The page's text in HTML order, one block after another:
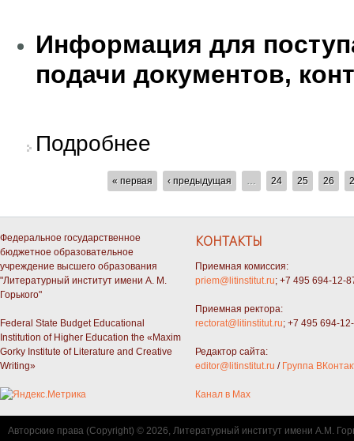
Информация для
подачи документов,
Подробнее
СТРАНИЦЫ« первая ‹ предыдущая 24 25 26
Федеральное государственное
бюджетное образовательное
учреждение высшего образования
"Литературный институт имени А. М.
Горького"
Federal State Budget Educational
Institution of Higher Education the «Maxim
Gorky Institute of Literature and Creative
Writing»
КОНТАКТЫ
Приемная комиссия:
priem@litinstitut.ru; +7 495 694-12-
Приемная ректора:
rectorat@litinstitut.ru; +7 495 694-
Редактор сайта:
editor@litinstitut.ru / Группа
Канал в Max
Авторские права (Copyright) © 2026, Литературный институт имени А.М.